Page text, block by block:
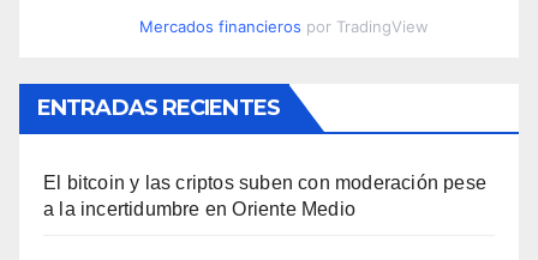
Mercados financieros por TradingView
ENTRADAS RECIENTES
El bitcoin y las criptos suben con moderación pese
a la incertidumbre en Oriente Medio